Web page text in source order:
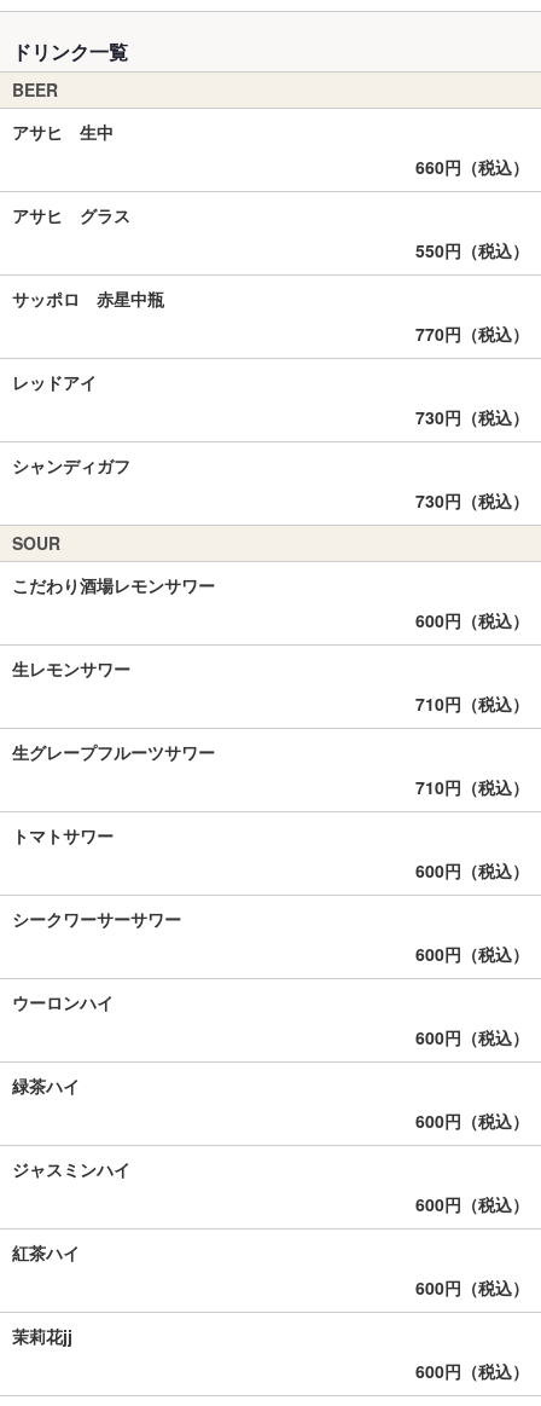
ドリンク一覧
BEER
アサヒ 生中
660円（税込）
アサヒ グラス
550円（税込）
サッポロ 赤星中瓶
770円（税込）
レッドアイ
730円（税込）
シャンディガフ
730円（税込）
SOUR
こだわり酒場レモンサワー
600円（税込）
生レモンサワー
710円（税込）
生グレープフルーツサワー
710円（税込）
トマトサワー
600円（税込）
シークワーサーサワー
600円（税込）
ウーロンハイ
600円（税込）
緑茶ハイ
600円（税込）
ジャスミンハイ
600円（税込）
紅茶ハイ
600円（税込）
茉莉花jj
600円（税込）